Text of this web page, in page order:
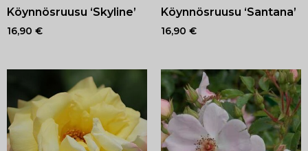
Köynnösruusu ‘Skyline’
16,90 €
Köynnösruusu ‘Santana’
16,90 €